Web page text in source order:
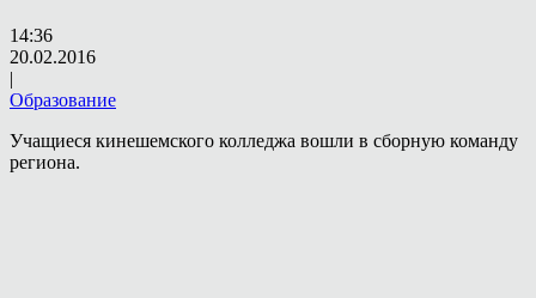
14:36
20.02.2016
|
Образование
Учащиеся кинешемского колледжа вошли в сборную команду
региона.